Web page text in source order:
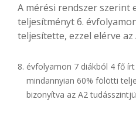
A mérési rendszer szerint
teljesítményt 6.
teljesítette, ezzel elérve
évfolyamon 7 diákból 4 fő
mindannyian 60% fölötti
bizonyítva az A2